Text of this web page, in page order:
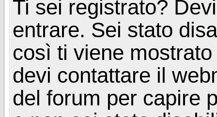
Ti sei registrato?
entrare. Sei stato
così ti viene
devi contattare il
del forum per capire